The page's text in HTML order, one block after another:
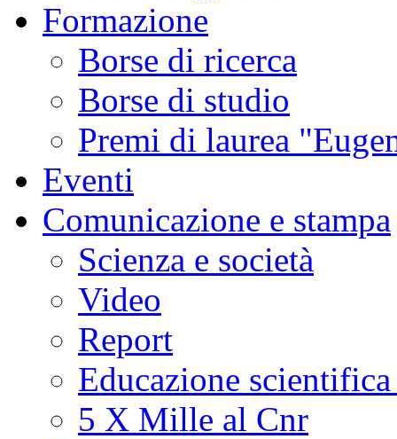
Formazione
Borse di ricerca
Borse di studio
Premi di laurea
Eventi
Comunicazione e stampa
Scienza e società
Video
Report
Educazione
5 X Mille al Cnr